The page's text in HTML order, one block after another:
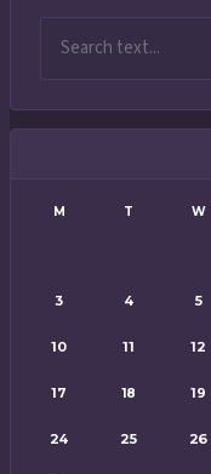
M T W
3 4 5
10 11 12
17 18 19
24 25 26